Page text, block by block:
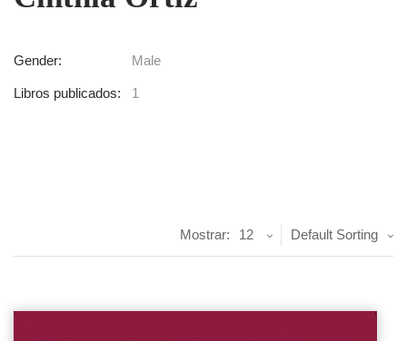
Gender: Male
Libros publicados: 1
Default Sorting
Mostrar: 12